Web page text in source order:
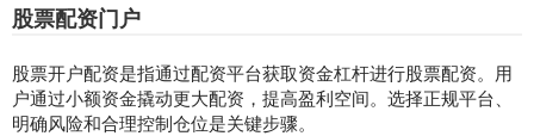
股票配资门户
股票开户配资是指通过配资平台获取资金杠杆进行股票配资。用
户通过小额资金撬动更大配资，提高盈利空间。选择正规平台、
明确风险和合理控制仓位是关键步骤。